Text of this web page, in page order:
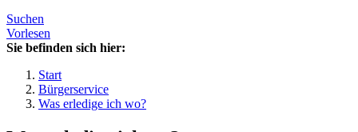
Suchen
Vorlesen
Sie befinden sich hier:
Start
Bürgerservice
Was erledige ich wo?